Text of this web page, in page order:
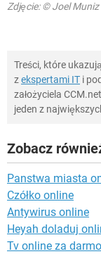
Zdjęcie: © Joel Muniz
Treści, które
zekspertami IT i
założyciela
jeden z
Zobacz
Panstwa miasta
Czółko online
Antywirus online
Heyah doladuj
Tv online za